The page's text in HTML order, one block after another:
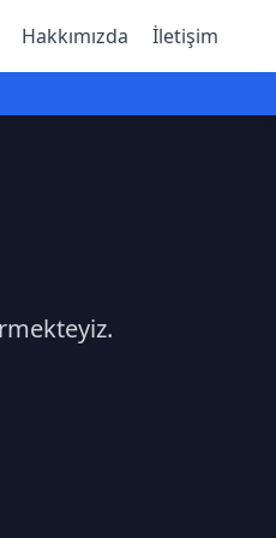
Hakkımızda İletişim